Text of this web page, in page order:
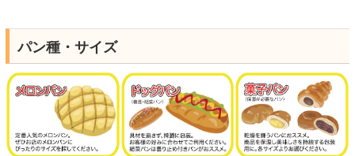
パン種・サイズ